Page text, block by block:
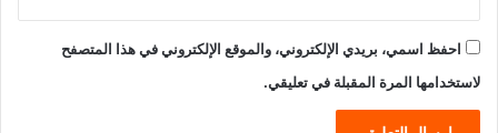
احفظ اسمي، بريدي الإلكتروني، والموقع الإلكتروني في هذا المتصفح
لاستخدامها المرة المقبلة في تعليقي.